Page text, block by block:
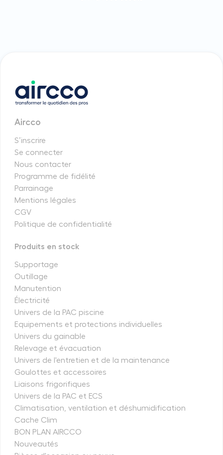
Aircco
S’inscrire
Se connecter
Nous contacter
Programme de fidélité
Parrainage
Mentions légales
CGV
Politique de confidentialité
Produits en stock
Supportage
Outillage
Manutention
Électricité
Univers de la PAC piscine
Equipements et protections individuelles
Univers du gainable
Relevage et évacuation
Univers de l'entretien et de la maintenance
Goulottes et accessoires
Liaisons frigorifiques
Univers de la PAC et ECS
Climatisation, ventilation et déshumidification
Cache Clim
BON PLAN AIRCCO
Nouveautés